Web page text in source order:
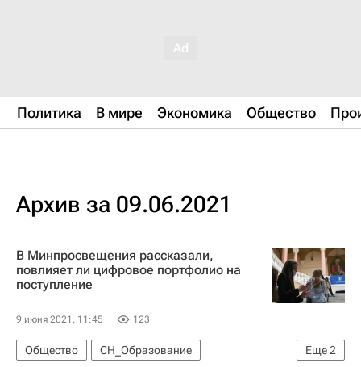
Политика В мире Экономика Общество
Архив за 09.06.2021
В Минпросвещения рассказали,
повлияет ли цифровое портфолио на
поступление
9 июня 2021, 11:45 123
Еще2
Общество
СН_Образование